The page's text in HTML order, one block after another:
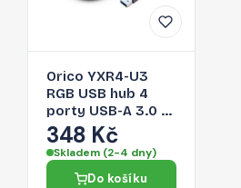
Orico YXR4-U3
RGB USB hub 4
porty USB-A 3.0 s
audio/mikrofonním
portem 0,3 m –
černý
348 Kč
Skladem (2-4 dny)
Do košíku